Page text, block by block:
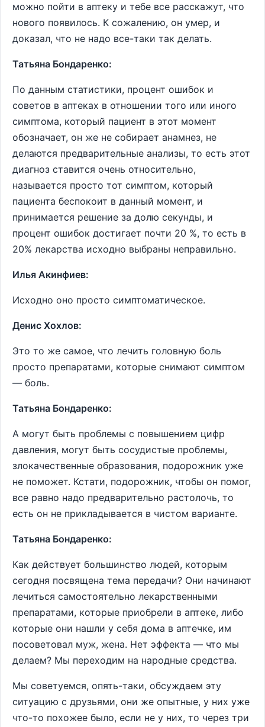
можно пойти в аптеку и тебе все расскажут, что
нового появилось. К сожалению, он умер, и
доказал, что не надо все-таки так делать.
Татьяна Бондаренко:
По данным статистики, процент ошибок и
советов в аптеках в отношении того или иного
симптома, который пациент в этот момент
обозначает, он же не собирает анамнез, не
делаются предварительные анализы, то есть этот
диагноз ставится очень относительно,
называется просто тот симптом, который
пациента беспокоит в данный момент, и
принимается решение за долю секунды, и
процент ошибок достигает почти 20 %, то есть в
20% лекарства исходно выбраны неправильно.
Илья Акинфиев:
Исходно оно просто симптоматическое.
Денис Хохлов:
Это то же самое, что лечить головную боль
просто препаратами, которые снимают симптом
— боль.
Татьяна Бондаренко:
А могут быть проблемы с повышением цифр
давления, могут быть сосудистые проблемы,
злокачественные образования, подорожник уже
не поможет. Кстати, подорожник, чтобы он помог,
все равно надо предварительно растолочь, то
есть он не прикладывается в чистом варианте.
Татьяна Бондаренко:
Как действует большинство людей, которым
сегодня посвящена тема передачи? Они начинают
лечиться самостоятельно лекарственными
препаратами, которые приобрели в аптеке, либо
которые они нашли у себя дома в аптечке, им
посоветовал муж, жена. Нет эффекта — что мы
делаем? Мы переходим на народные средства.
Мы советуемся, опять-таки, обсуждаем эту
ситуацию с друзьями, они же опытные, у них уже
что-то похожее было, если не у них, то через три